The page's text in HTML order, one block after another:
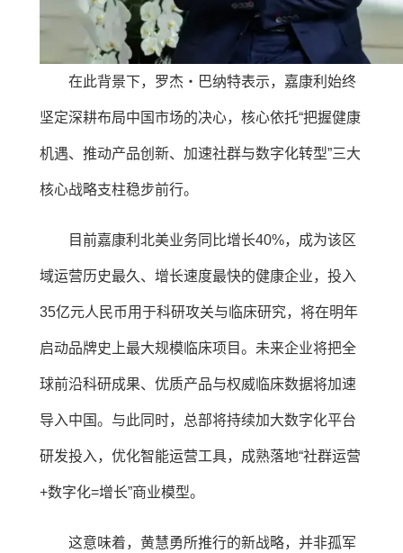
在此背景下，罗杰・巴纳特表示，嘉康利始终
坚定深耕布局中国市场的决心，核心依托“把握健康
机遇、推动产品创新、加速社群与数字化转型”三大
核心战略支柱稳步前行。
目前嘉康利北美业务同比增长40%，成为该区
域运营历史最久、增长速度最快的健康企业，投入
35亿元人民币用于科研攻关与临床研究，将在明年
启动品牌史上最大规模临床项目。未来企业将把全
球前沿科研成果、优质产品与权威临床数据将加速
导入中国。与此同时，总部将持续加大数字化平台
研发投入，优化智能运营工具，成熟落地“社群运营
+数字化=增长”商业模型。
这意味着，黄慧勇所推行的新战略，并非孤军